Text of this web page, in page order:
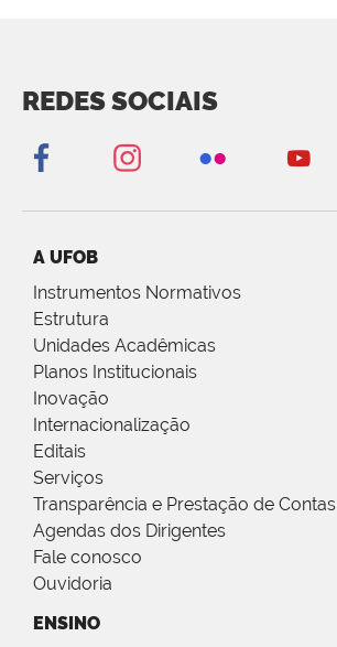
REDES SOCIAIS
A UFOB
Instrumentos Normativos
Estrutura
Unidades Acadêmicas
Planos Institucionais
Inovação
Internacionalização
Editais
Serviços
Transparência e Prestação de Contas
Agendas dos Dirigentes
Fale conosco
Ouvidoria
ENSINO